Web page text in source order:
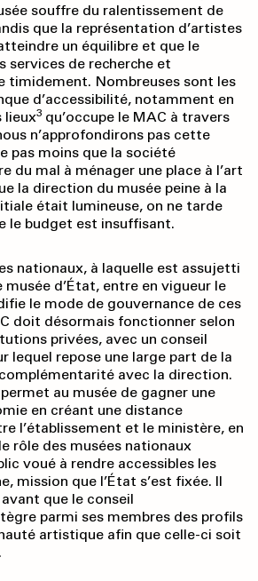
souffre du ralentissement de
que la représentation d’artistes
un équilibre et que le
services de recherche et
timidement. Nombreuses sont les
d’accessibilité, notamment en
lieux3 qu’occupe le MAC à travers
n’approfondirons pas cette
pas moins que la société
du mal à ménager une place à l’art
la direction du musée peine à la
était lumineuse, on ne tarde
le budget est insuffisant.
nationaux, à laquelle est assujetti
d’État, entre en vigueur le
le mode de gouvernance de ces
doit désormais fonctionner selon
privées, avec un conseil
lequel repose une large part de la
avec la direction.
au musée de gagner une
en créant une distance
l’établissement et le ministère, en
rôle des musées nationaux
voué à rendre accessibles les
mission que l’État s’est fixée. Il
que le conseil
parmi ses membres des profils
artistique afin que celle-ci soit